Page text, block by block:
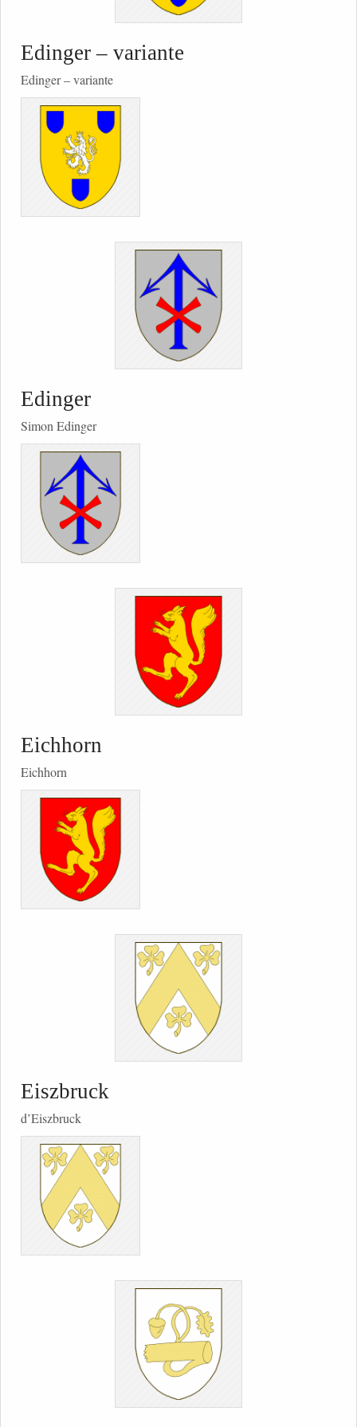
Edinger – variante
Edinger – variante
Edinger
Simon Edinger
Eichhorn
Eichhorn
Eiszbruck
d’Eiszbruck